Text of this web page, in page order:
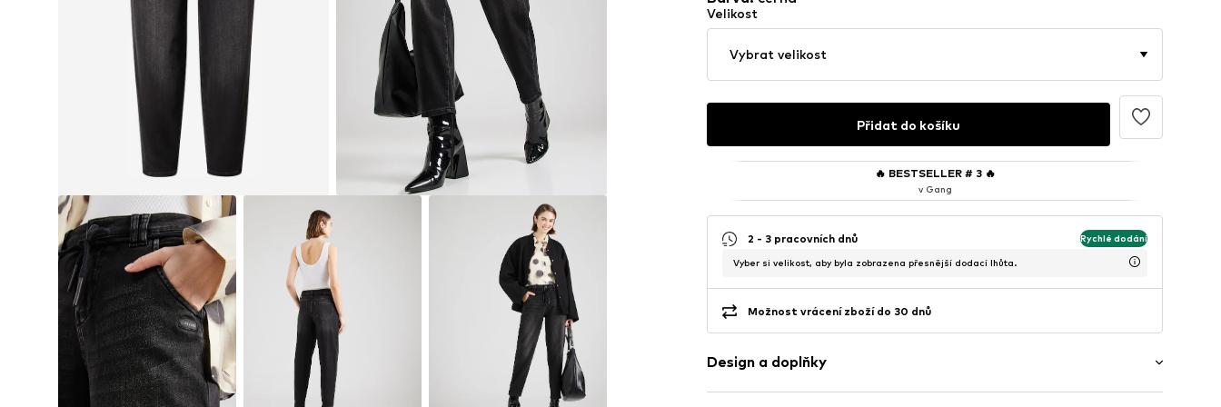
Velikost
Vybrat velikost
Přidat do košíku
🔥 BESTSELLER # 3🔥
v Gang
2 - 3 pracovních dnů Rychlé dodání
Vyber si velikost, aby byla zobrazena přesnější dodací lhůta.
Možnost vrácení zboží do 30 dnů
Design a doplňky